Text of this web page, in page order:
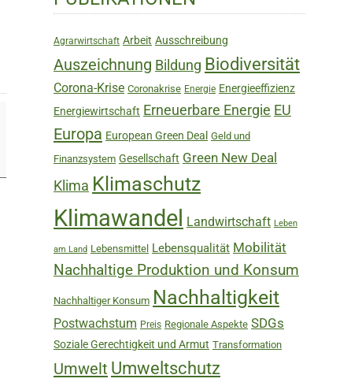
Sidebar
Agrarwirtschaft Arbeit Ausschreibung
Auszeichnung Bildung Biodiversität
Corona-Krise Coronakrise Energie Energieeffizienz
Energiewirtschaft Erneuerbare Energie EU
Europa European Green Deal Geld und
Finanzsystem Gesellschaft Green New Deal
Klima Klimaschutz
Klimawandel Landwirtschaft Leben
am Land Lebensmittel Lebensqualität Mobilität
Nachhaltige Produktion und Konsum
Nachhaltiger Konsum Nachhaltigkeit
Postwachstum Preis Regionale Aspekte SDGs
Soziale Gerechtigkeit und Armut Transformation
Umwelt Umweltschutz